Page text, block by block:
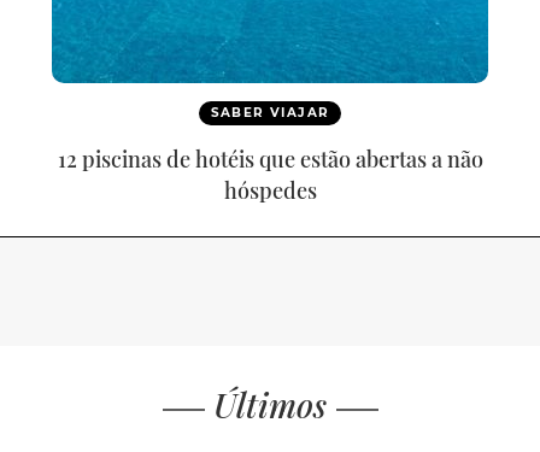
SABER VIAJAR
12 piscinas de hotéis que estão abertas a não
hóspedes
Últimos